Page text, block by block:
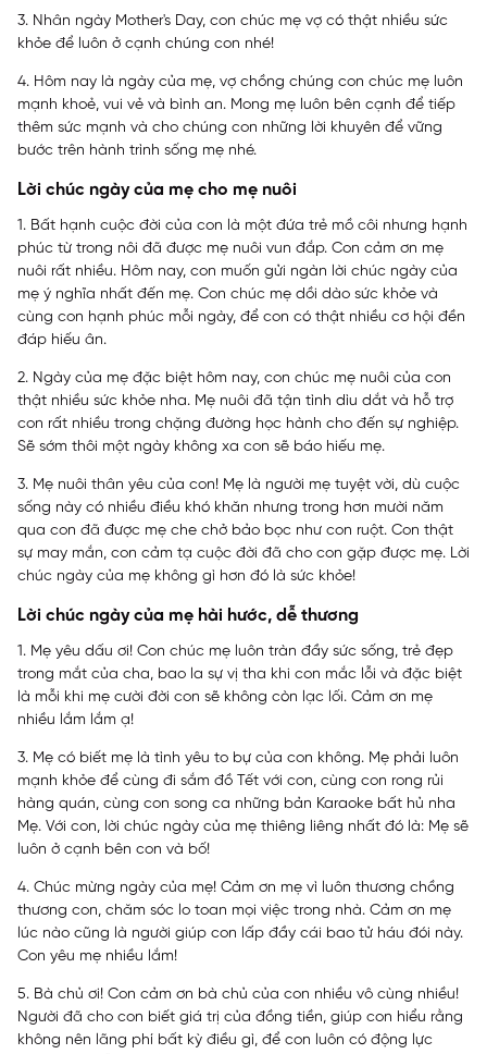
3. Nhân ngày Mother's Day, con chúc mẹ vợ có thật nhiều sức
khỏe để luôn ở cạnh chúng con nhé!
4. Hôm nay là ngày của mẹ, vợ chồng chúng con chúc mẹ luôn
mạnh khoẻ, vui vẻ và bình an. Mong mẹ luôn bên cạnh để tiếp
thêm sức mạnh và cho chúng con những lời khuyên để vững
bước trên hành trình sống mẹ nhé.
Lời chúc ngày của mẹ cho mẹ nuôi
1. Bất hạnh cuộc đời của con là một đứa trẻ mồ côi nhưng hạnh
phúc từ trong nôi đã được mẹ nuôi vun đắp. Con cảm ơn mẹ
nuôi rất nhiều. Hôm nay, con muốn gửi ngàn lời chúc ngày của
mẹ ý nghĩa nhất đến mẹ. Con chúc mẹ dồi dào sức khỏe và
cùng con hạnh phúc mỗi ngày, để con có thật nhiều cơ hội đền
đáp hiếu ân.
2. Ngày của mẹ đặc biệt hôm nay, con chúc mẹ nuôi của con
thật nhiều sức khỏe nha. Mẹ nuôi đã tận tình dìu dắt và hỗ trợ
con rất nhiều trong chặng đường học hành cho đến sự nghiệp.
Sẽ sớm thôi một ngày không xa con sẽ báo hiếu mẹ.
3. Mẹ nuôi thân yêu của con! Mẹ là người mẹ tuyệt vời, dù cuộc
sống này có nhiều điều khó khăn nhưng trong hơn mười năm
qua con đã được mẹ che chở bảo bọc như con ruột. Con thật
sự may mắn, con cảm tạ cuộc đời đã cho con gặp được mẹ. Lời
chúc ngày của mẹ không gì hơn đó là sức khỏe!
Lời chúc ngày của mẹ hài hước, dễ thương
1. Mẹ yêu dấu ơi! Con chúc mẹ luôn tràn đầy sức sống, trẻ đẹp
trong mắt của cha, bao la sự vị tha khi con mắc lỗi và đặc biệt
là mỗi khi mẹ cười đời con sẽ không còn lạc lối. Cảm ơn mẹ
nhiều lắm lắm ạ!
3. Mẹ có biết mẹ là tình yêu to bự của con không. Mẹ phải luôn
mạnh khỏe để cùng đi sắm đồ Tết với con, cùng con rong rủi
hàng quán, cùng con song ca những bản Karaoke bất hủ nha
Mẹ. Với con, lời chúc ngày của mẹ thiêng liêng nhất đó là: Mẹ sẽ
luôn ở cạnh bên con và bố!
4. Chúc mừng ngày của mẹ! Cảm ơn mẹ vì luôn thương chồng
thương con, chăm sóc lo toan mọi việc trong nhà. Cảm ơn mẹ
lúc nào cũng là người giúp con lấp đầy cái bao tử háu đói này.
Con yêu mẹ nhiều lắm!
5. Bà chủ ơi! Con cảm ơn bà chủ của con nhiều vô cùng nhiều!
Người đã cho con biết giá trị của đồng tiền, giúp con hiểu rằng
không nên lãng phí bất kỳ điều gì, để con luôn có động lực